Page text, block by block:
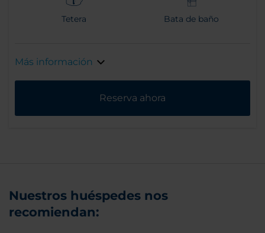
Tetera Bata de baño
Más información
Reserva ahora
Nuestros huéspedes nos
recomiendan: